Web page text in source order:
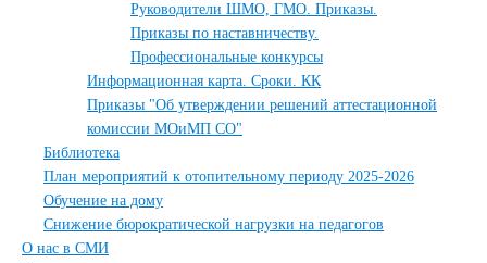
Руководители ШМО, ГМО. Приказы.
Приказы по наставничеству.
Профессиональные конкурсы
Информационная карта. Сроки. КК
Приказы "Об утверждении решений аттестационной
комиссии МОиМП СО"
Библиотека
План мероприятий к отопительному периоду 2025-2026
Обучение на дому
Снижение бюрократической нагрузки на педагогов
О нас в СМИ